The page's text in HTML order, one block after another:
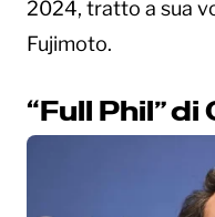
2024, tratto a sua
Fujimoto.
“Full Phil”